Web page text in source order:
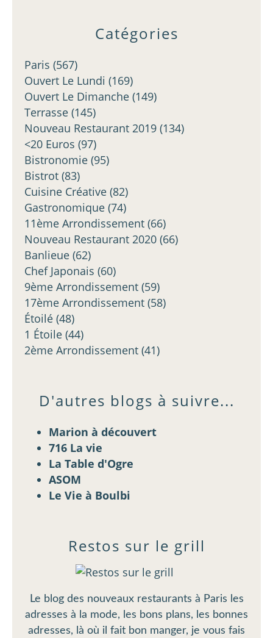
Catégories
Paris (567)
Ouvert Le Lundi (169)
Ouvert Le Dimanche (149)
Terrasse (145)
Nouveau Restaurant 2019 (134)
<20 Euros (97)
Bistronomie (95)
Bistrot (83)
Cuisine Créative (82)
Gastronomique (74)
11ème Arrondissement (66)
Nouveau Restaurant 2020 (66)
Banlieue (62)
Chef Japonais (60)
9ème Arrondissement (59)
17ème Arrondissement (58)
Étoilé (48)
1 Étoile (44)
2ème Arrondissement (41)
Restos sur le grill
Le blog des nouveaux restaurants à Paris les
adresses à la mode, les bons plans, les bonnes
adresses, là où il fait bon manger, je vous fais
D'autres blogs à suivre...
Marion à découvert
716 La vie
La Table d'Ogre
ASOM
Le Vie à Boulbi